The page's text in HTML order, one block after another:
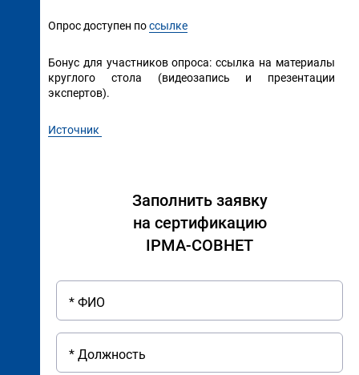
Заполнить заявку
на сертификацию
IPMA-СОВНЕТ
Опрос доступен поссылке
Бонус для участников опроса: ссылка на материалы
круглого стола (видеозапись и презентации
экспертов).
Источник